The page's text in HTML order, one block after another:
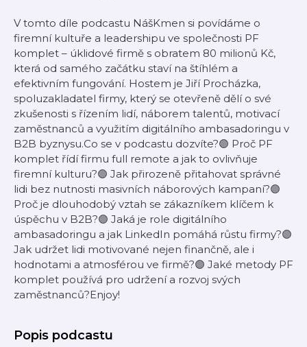
V tomto díle podcastu NášKmen si povídáme o
firemní kultuře a leadershipu ve společnosti PF
komplet – úklidové firmě s obratem 80 milionů Kč,
která od samého začátku staví na štíhlém a
efektivním fungování. Hostem je Jiří Procházka,
spoluzakladatel firmy, který se otevřeně dělí o své
zkušenosti s řízením lidí, náborem talentů, motivací
zaměstnanců a využitím digitálního ambasadoringu v
B2B byznysu.Co se v podcastu dozvíte?🟣 Proč PF
komplet řídí firmu full remote a jak to ovlivňuje
firemní kulturu?🟣 Jak přirozeně přitahovat správné
lidi bez nutnosti masivních náborových kampaní?🟣
Proč je dlouhodobý vztah se zákazníkem klíčem k
úspěchu v B2B?🟣 Jaká je role digitálního
ambasadoringu a jak LinkedIn pomáhá růstu firmy?🟣
Jak udržet lidi motivované nejen finančně, ale i
hodnotami a atmosférou ve firmě?🟣 Jaké metody PF
komplet používá pro udržení a rozvoj svých
zaměstnanců?Enjoy!
Popis podcastu